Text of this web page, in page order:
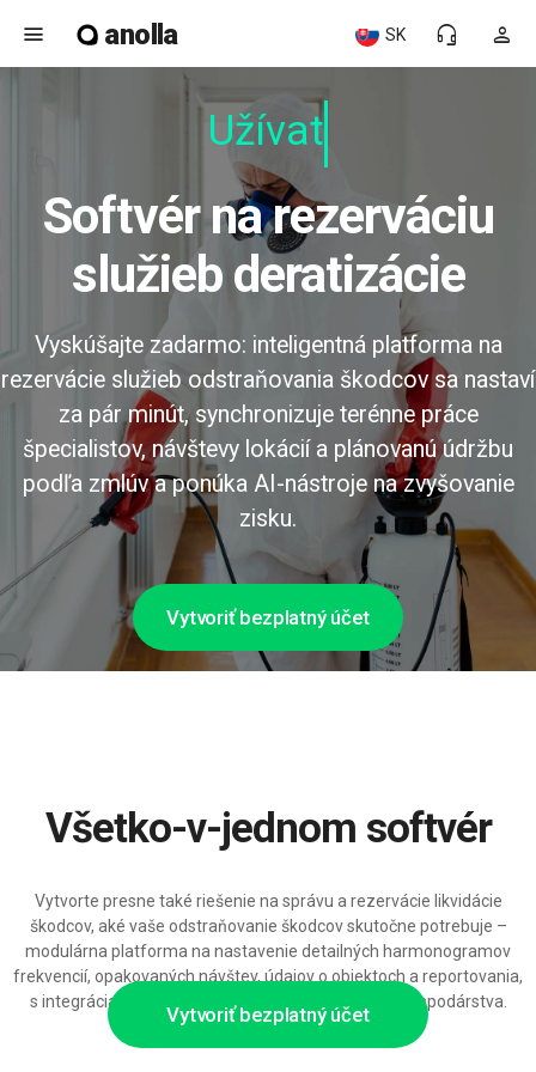
menu anolla person
headset_mic
SK
Užívate
Softvér na rezerváciu
služieb deratizácie
Vyskúšajte zadarmo: inteligentná platforma na
rezervácie služieb odstraňovania škodcov sa nastaví
za pár minút, synchronizuje terénne práce
špecialistov, návštevy lokácií a plánovanú údržbu
podľa zmlúv a ponúka AI-nástroje na zvyšovanie
zisku.
Vytvoriť bezplatný účet
Vytvoriť bezplatný účet
Všetko-v-jednom softvér
Vytvorte presne také riešenie na správu a rezervácie likvidácie
škodcov, aké vaše odstraňovanie škodcov skutočne potrebuje –
modulárna platforma na nastavenie detailných harmonogramov
frekvencií, opakovaných návštev, údajov o objektoch a reportovania,
s integráciami do CRM, účtovníctva a skladového hospodárstva.